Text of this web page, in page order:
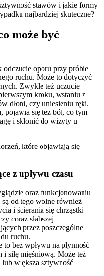
stawów i jakie formy
najbardziej skuteczne?
może być
odczucie oporu przy próbie
ruchu. Może to dotyczyć
Zwykle też uczucie
kroku, wstaniu z
dłoni, czy uniesieniu ręki.
pojawia się też ból, co tym
i skłonić do wizyty u
które objawiają się
z upływu czasu
oraz funkcjonowaniu
od tego wolne również
i ścierania się chrząstki
coraz słabszej
przez poszczególne
ruchu.
to bez wpływu na płynność
i siłę mięśniową. Może też
lub większa sztywność